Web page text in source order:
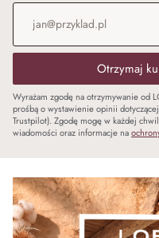
Adres e-mail
Otrzymaj
Wyrażam zgodę na otrzymywanie od
prośbą o wystawienie opinii
Trustpilot). Zgodę mogę w każdej
wiadomości oraz informacje na